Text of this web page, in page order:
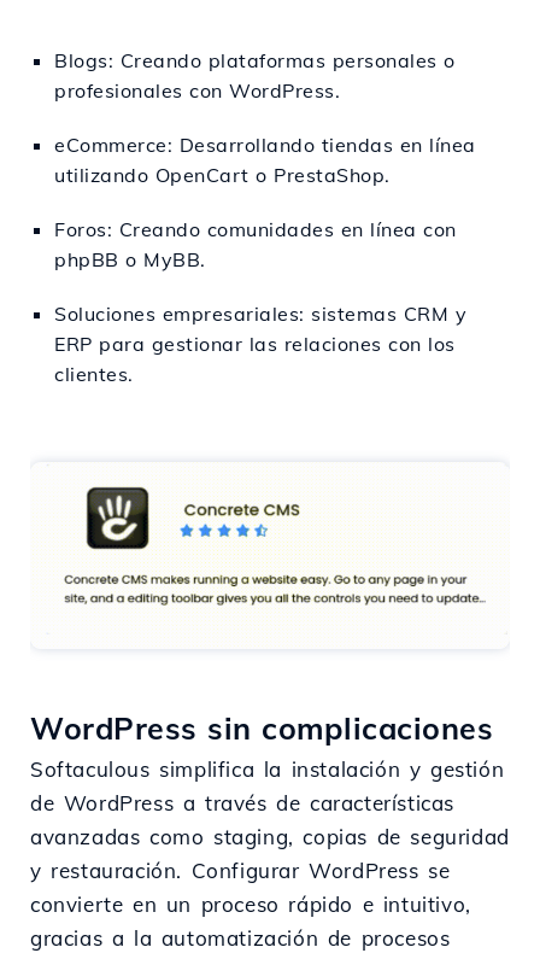
Blogs: Creando plataformas personales o
profesionales con WordPress.
eCommerce: Desarrollando tiendas en línea
utilizando OpenCart o PrestaShop.
Foros: Creando comunidades en línea con
phpBB o MyBB.
Soluciones empresariales: sistemas CRM y
ERP para gestionar las relaciones con los
clientes.
WordPress sin complicaciones
Softaculous simplifica la instalación y gestión
de WordPress a través de características
avanzadas como staging, copias de seguridad
y restauración. Configurar WordPress se
convierte en un proceso rápido e intuitivo,
gracias a la automatización de procesos